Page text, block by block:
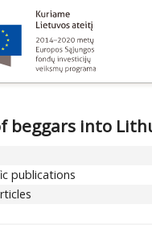
beggars into
publications